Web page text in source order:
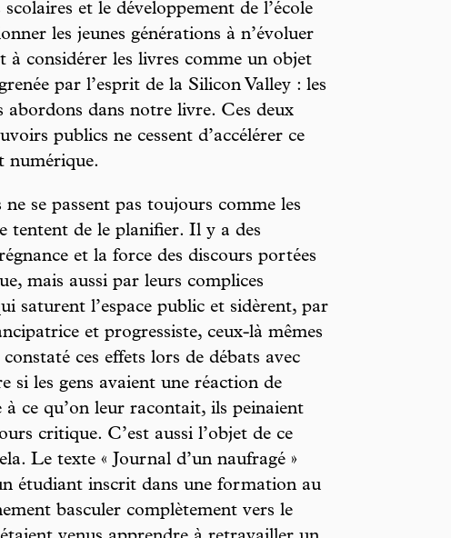
et le développement de l’école
les jeunes générations à n’évoluer
à considérer les livres comme un objet
par l’esprit de la Silicon Valley : les
abordons dans notre livre. Ces deux
publics ne cessent d’accélérer ce
numérique.
se passent pas toujours comme les
tentent de le planifier. Il y a des
et la force des discours portées
mais aussi par leurs complices
saturent l’espace public et sidèrent, par
et progressiste, ceux-là mêmes
ces effets lors de débats avec
si les gens avaient une réaction de
ce qu’on leur racontait, ils peinaient
critique. C’est aussi l’objet de ce
Le texte « Journal d’un naufragé »
étudiant inscrit dans une formation au
basculer complètement vers le